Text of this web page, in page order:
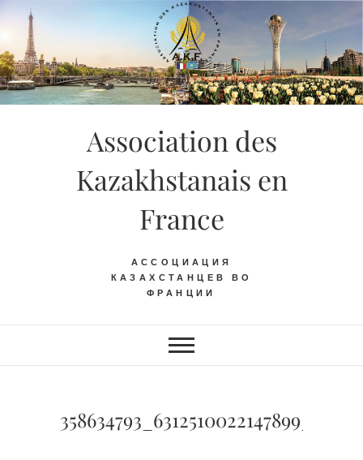
Skip
content
Association des
Kazakhstanais en
France
АССОЦИАЦИЯ
КАЗАХСТАНЦЕВ ВО
ФРАНЦИИ